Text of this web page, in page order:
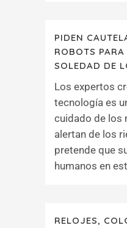
PIDEN
ROBOTS
SOLEDAD DE
Los expertos
tecnología es
cuidado de los
alertan de los
pretende que
humanos en
RELOJES,